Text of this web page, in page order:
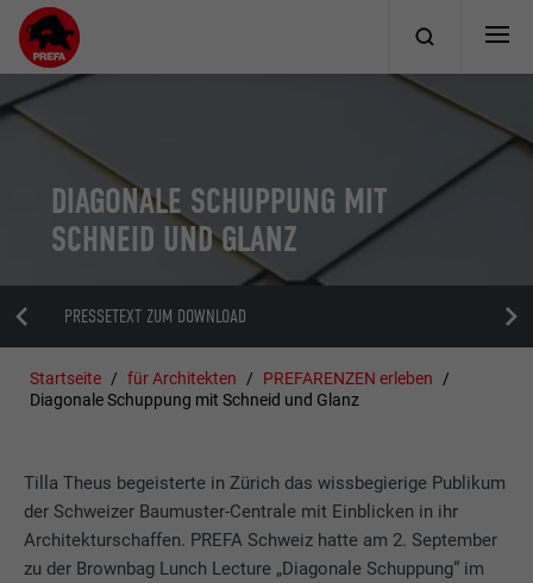
DIAGONALE SCHUPPUNG MIT
SCHNEID UND GLANZ
PRESSETEXT ZUM DOWNLOAD
Startseite für Architekten
PREFARENZEN erleben
Diagonale Schuppung mit Schneid und Glanz
Tilla Theus begeisterte in Zürich das wissbegierige Publikum
der Schweizer Baumuster-Centrale mit Einblicken in ihr
Architekturschaffen. PREFA Schweiz hatte am 2. September
zu der Brownbag Lunch Lecture „Diagonale Schuppung“ im